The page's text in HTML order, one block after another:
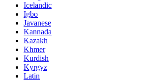
Icelandic
Igbo
Javanese
Kannada
Kazakh
Khmer
Kurdish
Kyrgyz
Latin